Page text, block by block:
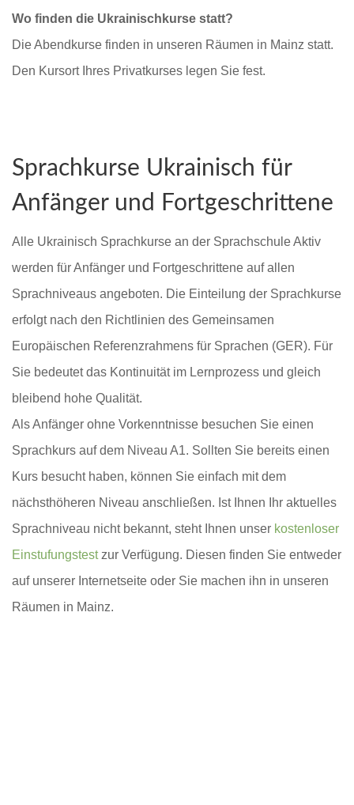
Wo finden die Ukrainischkurse statt?
Die Abendkurse finden in unseren Räumen in Mainz statt.
Den Kursort Ihres Privatkurses legen Sie fest.
Sprachkurse Ukrainisch für
Anfänger und Fortgeschrittene
Alle Ukrainisch Sprachkurse an der Sprachschule Aktiv
werden für Anfänger und Fortgeschrittene auf allen
Sprachniveaus angeboten. Die Einteilung der Sprachkurse
erfolgt nach den Richtlinien des Gemeinsamen
Europäischen Referenzrahmens für Sprachen (GER). Für
Sie bedeutet das Kontinuität im Lernprozess und gleich
bleibend hohe Qualität.
Als Anfänger ohne Vorkenntnisse besuchen Sie einen
Sprachkurs auf dem Niveau A1. Sollten Sie bereits einen
Kurs besucht haben, können Sie einfach mit dem
nächsthöheren Niveau anschließen. Ist Ihnen Ihr aktuelles
Sprachniveau nicht bekannt, steht Ihnen unser kostenloser
Einstufungstestzur Verfügung. Diesen finden Sie entweder
auf unserer Internetseite oder Sie machen ihn in unseren
Räumen in Mainz.